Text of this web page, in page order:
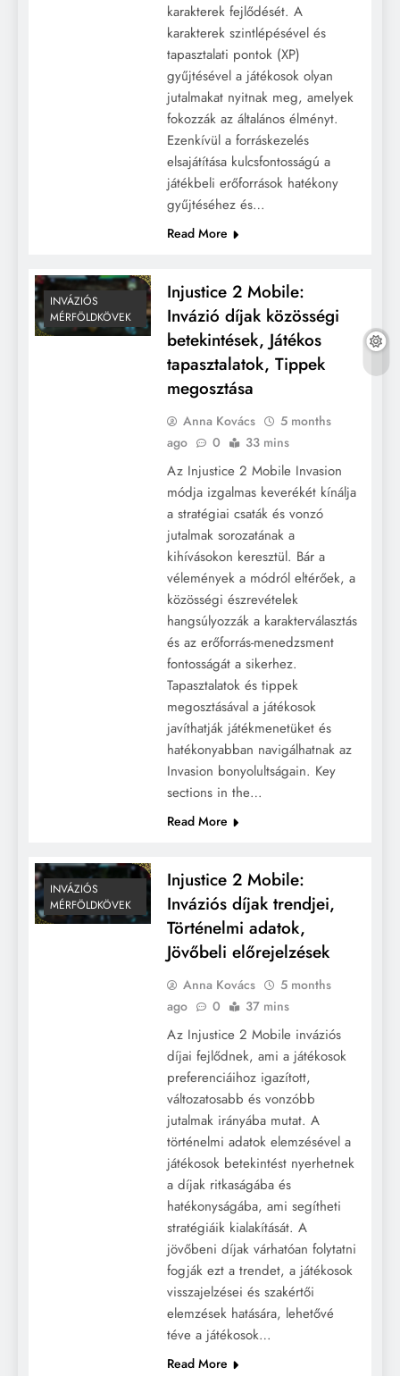
karakterek fejlődését. A
karakterek szintlépésével és
tapasztalati pontok (XP)
gyűjtésével a játékosok olyan
jutalmakat nyitnak meg, amelyek
fokozzák az általános élményt.
Ezenkívül a forráskezelés
elsajátítása kulcsfontosságú a
játékbeli erőforrások hatékony
gyűjtéséhez és…
Read More
INVÁZIÓS
MÉRFÖLDKÖVEK
Injustice 2 Mobile:
Invázió díjak közösségi
betekintések, Játékos
tapasztalatok, Tippek
megosztása
Anna Kovács
5 months
ago
0 33 mins
Az Injustice 2 Mobile Invasion
módja izgalmas keverékét kínálja
a stratégiai csaták és vonzó
jutalmak sorozatának a
kihívásokon keresztül. Bár a
vélemények a módról eltérőek, a
közösségi észrevételek
hangsúlyozzák a karakterválasztás
és az erőforrás-menedzsment
fontosságát a sikerhez.
Tapasztalatok és tippek
megosztásával a játékosok
javíthatják játékmenetüket és
hatékonyabban navigálhatnak az
Invasion bonyolultságain. Key
sections in the…
Read More
INVÁZIÓS
MÉRFÖLDKÖVEK
Injustice 2 Mobile:
Inváziós díjak trendjei,
Történelmi adatok,
Jövőbeli előrejelzések
Anna Kovács
5 months
ago
0 37 mins
Az Injustice 2 Mobile inváziós
díjai fejlődnek, ami a játékosok
preferenciáihoz igazított,
változatosabb és vonzóbb
jutalmak irányába mutat. A
történelmi adatok elemzésével a
játékosok betekintést nyerhetnek
a díjak ritkaságába és
hatékonyságába, ami segítheti
stratégiáik kialakítását. A
jövőbeni díjak várhatóan folytatni
fogják ezt a trendet, a játékosok
visszajelzései és szakértői
elemzések hatására, lehetővé
téve a játékosok…
Read More